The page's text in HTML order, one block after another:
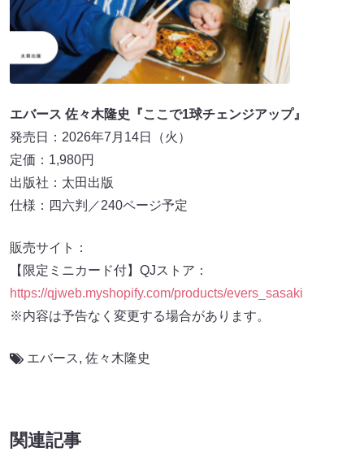
エバース 佐々木隆史『ここで1球チェンジアップ』
発売日：2026年7月14日（火）
定価：1,980円
出版社：太田出版
仕様：四六判／240ページ予定
販売サイト：
【限定ミニカード付】QJストア：
https://qjweb.myshopify.com/products/evers_sasaki
※内容は予告なく変更する場合があります。
エバース, 佐々木隆史
関連記事